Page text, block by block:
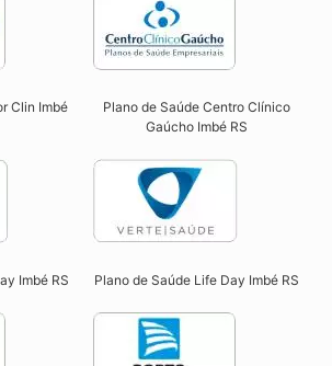
Clin Imbé
Plano de Saúde Centro Clínico
Gaúcho Imbé RS​
Imbé RS Plano de Saúde Life Day Imbé RS